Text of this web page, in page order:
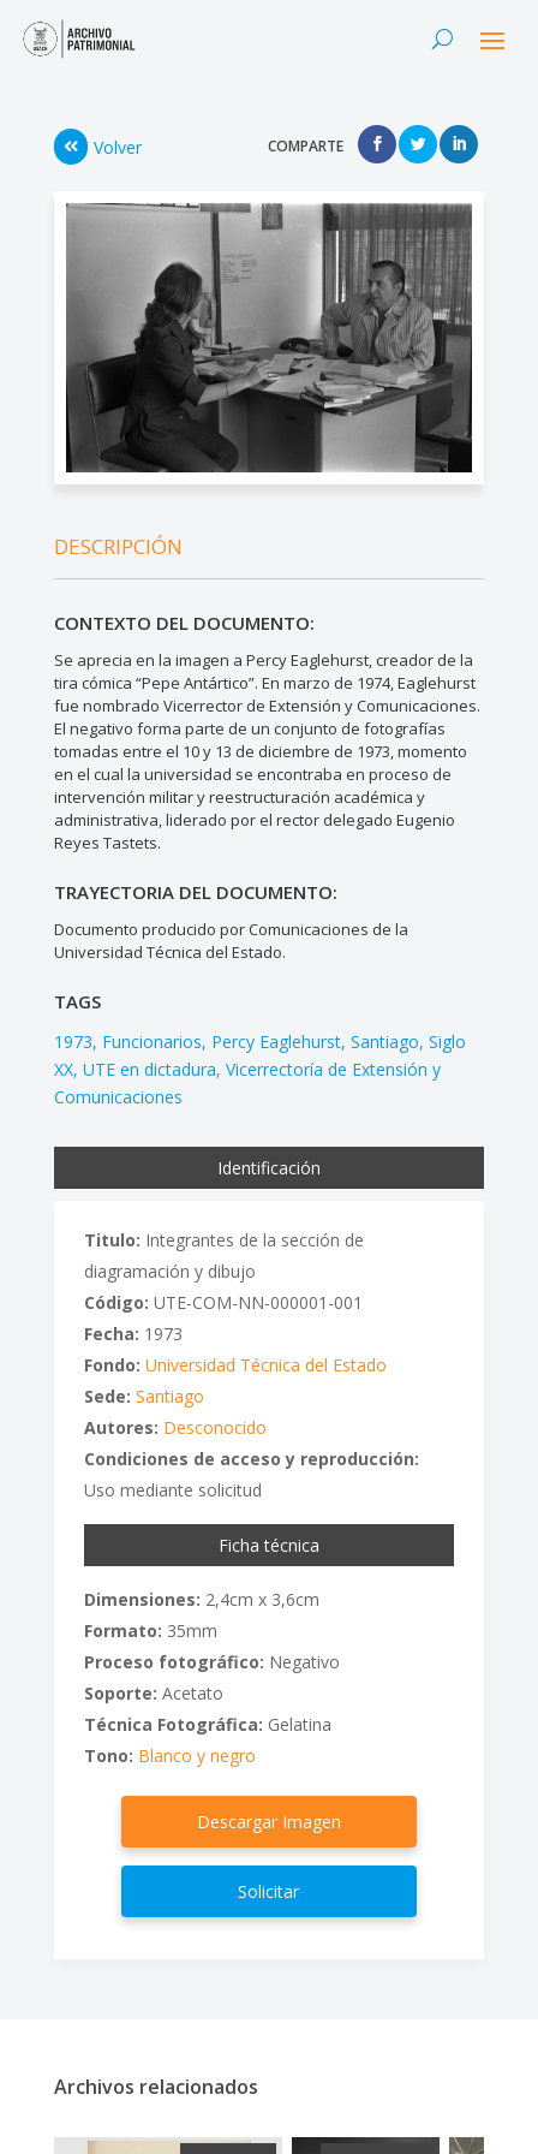
Volver COMPARTE
DESCRIPCIÓN
CONTEXTO DEL DOCUMENTO:
Se aprecia en la imagen a Percy Eaglehurst, creador de la
tira cómica “Pepe Antártico”. En marzo de 1974, Eaglehurst
fue nombrado Vicerrector de Extensión y Comunicaciones.
El negativo forma parte de un conjunto de fotografías
tomadas entre el 10 y 13 de diciembre de 1973, momento
en el cual la universidad se encontraba en proceso de
intervención militar y reestructuración académica y
administrativa, liderado por el rector delegado Eugenio
Reyes Tastets.
TRAYECTORIA DEL DOCUMENTO:
Documento producido por Comunicaciones de la
Universidad Técnica del Estado.
TAGS
1973 Funcionarios Percy Eaglehurst Santiago Siglo
XX UTE en dictadura Vicerrectoría de Extensión y
Comunicaciones
Identificación
Titulo: Integrantes de la sección de
diagramación y dibujo
Código: UTE-COM-NN-000001-001
Fecha: 1973
Fondo: Universidad Técnica del Estado
Sede: Santiago
Autores: Desconocido
Condiciones de acceso y reproducción:
Uso mediante solicitud
Ficha técnica
Dimensiones: 2,4cm x 3,6cm
Formato: 35mm
Proceso fotográfico: Negativo
Soporte: Acetato
Técnica Fotográfica: Gelatina
Tono: Blanco y negro
Descargar Imagen
Solicitar
Archivos relacionados